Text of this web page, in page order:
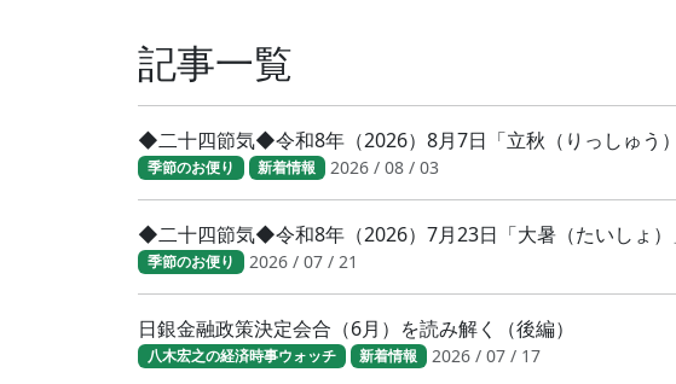
記事一覧
◆二十四節気◆令和8年（2026）8月7日「立秋（りっしゅう
季節のお便り 新着情報 2026 / 08 / 03
◆二十四節気◆令和8年（2026）7月23日「大暑（たいしょ
季節のお便り 2026 / 07 / 21
日銀金融政策決定会合（6月）を読み解く（後編）
八木宏之の経済時事ウォッチ 新着情報 2026 / 07 / 17